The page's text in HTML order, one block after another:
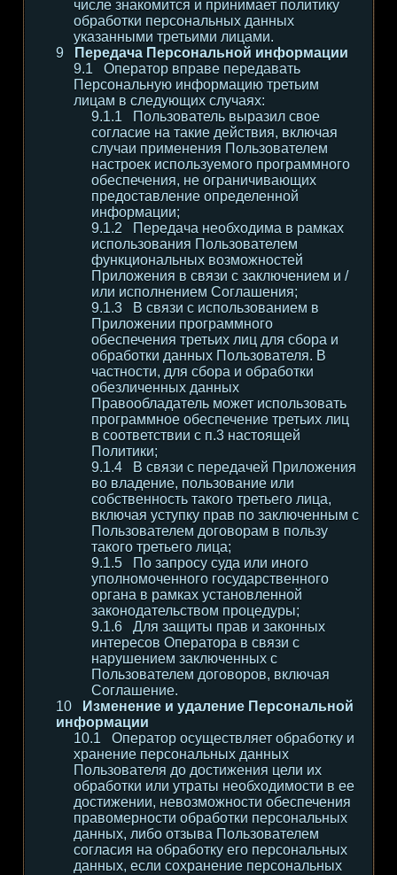
числе знакомится и принимает политику
обработки персональных данных
указанными третьими лицами.
Передача Персональной информации
Оператор вправе передавать
Персональную информацию третьим
лицам в следующих случаях:
Пользователь выразил свое
согласие на такие действия, включая
случаи применения Пользователем
настроек используемого программного
обеспечения, не ограничивающих
предоставление определенной
информации;
Передача необходима в рамках
использования Пользователем
функциональных возможностей
Приложения в связи с заключением и /
или исполнением Соглашения;
В связи с использованием в
Приложении программного
обеспечения третьих лиц для сбора и
обработки данных Пользователя. В
частности, для сбора и обработки
обезличенных данных
Правообладатель может использовать
программное обеспечение третьих лиц
в соответствии с п.3 настоящей
Политики;
В связи с передачей Приложения
во владение, пользование или
собственность такого третьего лица,
включая уступку прав по заключенным с
Пользователем договорам в пользу
такого третьего лица;
По запросу суда или иного
уполномоченного государственного
органа в рамках установленной
законодательством процедуры;
Для защиты прав и законных
интересов Оператора в связи с
нарушением заключенных с
Пользователем договоров, включая
Соглашение.
Изменение и удаление Персональной
информации
Оператор осуществляет обработку и
хранение персональных данных
Пользователя до достижения цели их
обработки или утраты необходимости в ее
достижении, невозможности обеспечения
правомерности обработки персональных
данных, либо отзыва Пользователем
согласия на обработку его персональных
данных, если сохранение персональных